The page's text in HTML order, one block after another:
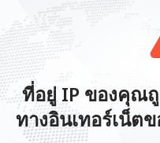
ที่อยู่ IP ของคุณ
ทางอินเทอร์เน็ต